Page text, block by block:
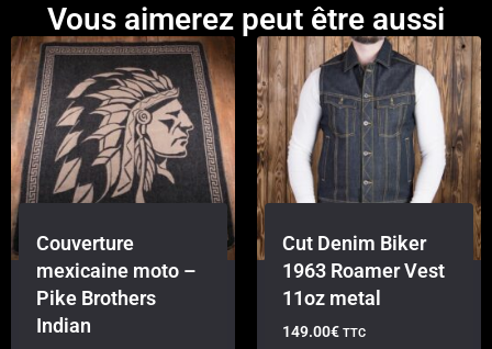
Vous aimerez peut être aussi
Couverture
mexicaine moto –
Pike Brothers
Indian
Cut Denim Biker
1963 Roamer Vest
11oz metal
149.00€ TTC